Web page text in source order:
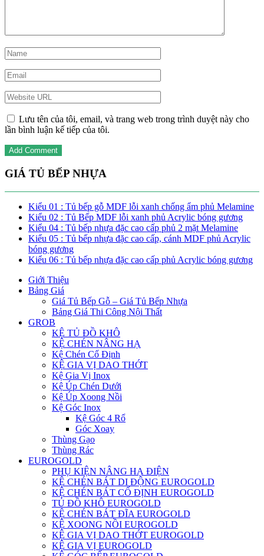
Lưu tên của tôi, email, và trang web trong trình duyệt này cho
lần bình luận kế tiếp của tôi.
GIÁ TỦ BẾP NHỰA
Kiểu 01 : Tủ bếp gỗ MDF lỗi xanh chống ẩm phủ Melamine
Kiểu 02 : Tủ Bếp MDF lỗi xanh phủ Acrylic bóng gương
Kiểu 04 : Tủ bếp nhựa đặc cao cấp phủ 2 mặt Melamine
Kiểu 05 : Tủ bếp nhựa đặc cao cấp, cánh MDF phủ Acrylic
bóng gương
Kiểu 06 : Tủ bếp nhựa đặc cao cấp phủ Acrylic bóng gương
Giới Thiệu
Bảng Giá
Giá Tủ Bếp Gỗ – Giá Tủ Bếp Nhựa
Bảng Giá Thi Công Nội Thất
GROB
KỆ TỦ ĐỒ KHÔ
KỆ CHÉN NÂNG HẠ
Kệ Chén Cố Định
KỆ GIA VỊ DAO THỚT
Kệ Gia Vị Inox
Kệ Úp Chén Dưới
Kệ Úp Xoong Nồi
Kệ Góc Inox
Kệ Góc 4 Rổ
Góc Xoay
Thùng Gạo
Thùng Rác
EUROGOLD
PHỤ KIỆN NÂNG HẠ ĐIỆN
KỆ CHÉN BÁT DI ĐỘNG EUROGOLD
KỆ CHÉN BÁT CỐ ĐỊNH EUROGOLD
TỦ ĐỒ KHÔ EUROGOLD
KỆ CHÉN BÁT ĐĨA EUROGOLD
KỆ XOONG NỒI EUROGOLD
KỆ GIA VỊ DAO THỚT EUROGOLD
KỆ GIA VỊ EUROGOLD